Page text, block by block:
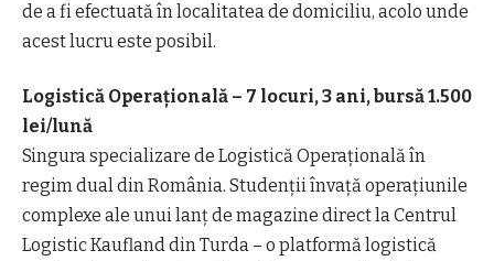
de a fi efectuată în localitatea de domiciliu, acolo unde
acest lucru este posibil.
Logistică Operațională – 7 locuri, 3 ani, bursă 1.500
lei/lună
Singura specializare de Logistică Operațională în
regim dual din România. Studenții învață operațiunile
complexe ale unui lanț de magazine direct la Centrul
Logistic Kaufland din Turda – o platformă logistică